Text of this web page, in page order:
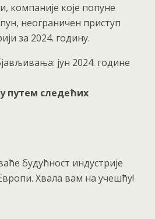
компаније које попуне
неограничен приступ
за 2024. годину.
јун 2024. године
путем следећих
будућност индустрије
Хвала вам на учешћу!